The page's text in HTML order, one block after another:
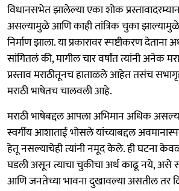
विधानसभेत झालेल्या एका शोक प्रस्तावादरम्यान
असल्यामुळे आणि काही तांत्रिक चुका
निर्माण झाला. या प्रकारावर स्पष्टीकरण देताना
सांगितलं की, मागील चार वर्षांत त्यांनी अनेक
प्रस्ताव मराठीतूनच हाताळले आहेत तसंच
मराठी भाषेतच चालवली आहे.
मराठी भाषेबद्दल आपला अभिमान अधिक
स्वर्गीय आशाताई भोसले यांच्याबद्दल
हेतू नसल्याचेही त्यांनी नमूद केले. ही घटना
घडली असून त्याचा चुकीचा अर्थ काढू नये, असे
आणि जनतेच्या भावना दुखावल्या असतील तर